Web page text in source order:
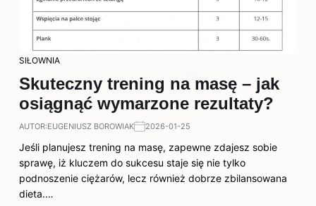
SIŁOWNIA
Skuteczny trening na masę – jak
osiągnąć wymarzone rezultaty?
AUTOR:EUGENIUSZ BOROWIAK 2026-01-25
Jeśli planujesz trening na masę, zapewne zdajesz sobie
sprawę, iż kluczem do sukcesu staje się nie tylko
podnoszenie ciężarów, lecz również dobrze zbilansowana
dieta.…